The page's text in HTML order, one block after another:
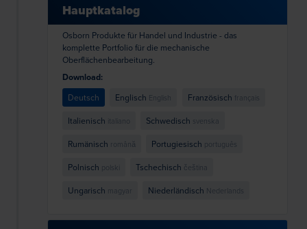
Hauptkatalog
Osborn Produkte für Handel und Industrie - das
komplette Portfolio für die mechanische
Oberflächenbearbeitung.
Download:
Deutsch
Englisch English Französisch français
Italienisch italiano Schwedisch svenska
Rumänisch română Portugiesisch português
Polnisch polski Tschechisch čeština
Ungarisch magyar Niederländisch Nederlands